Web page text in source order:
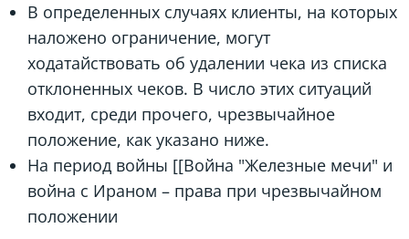
В определенных случаях клиенты, на которых
наложено ограничение, могут
ходатайствовать об удалении чека из списка
отклоненных чеков. В число этих ситуаций
входит, среди прочего, чрезвычайное
положение, как указано ниже.
На период войны [[Война "Железные мечи" и
война с Ираном – права при чрезвычайном
положении